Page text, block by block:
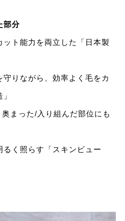
部分
ット能力を両立した「日本製
守りながら、効率よく毛をカ
まった/入り組んだ部位にも
るく照らす「スキンビュー